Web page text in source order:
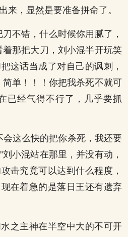
来，显然是要准备拼命了。
不错，什么时候你用腻了，
那把大刀，刘小混半开玩笑
这话当成了对自己的讽刺，
简单！！！你把我杀死不就可
已经气得不行了，几乎要抓
会这么快的把你杀死，我还要
小混站在那里，并没有动，
击究竟可以达到什么程度，
在着急的是落日王还有遗弃
之主神在半空中大的不可开